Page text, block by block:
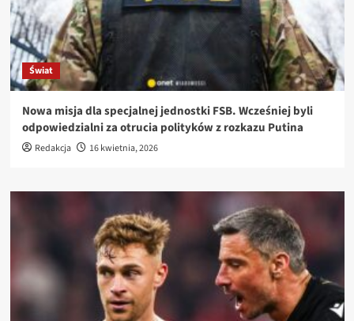
Świat
Nowa misja dla specjalnej jednostki FSB. Wcześniej byli
odpowiedzialni za otrucia polityków z rozkazu Putina
Redakcja 16 kwietnia, 2026